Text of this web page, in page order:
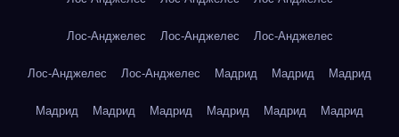
Лос-Анджелес Лос-Анджелес Лос-Анджелес
Лос-Анджелес Лос-Анджелес Мадрид Мадрид Мадрид
Мадрид Мадрид Мадрид Мадрид Мадрид Мадрид